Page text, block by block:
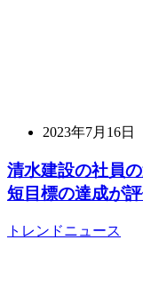
2023年7月16日
清水建設の社員
短目標の達成が
トレンドニュース